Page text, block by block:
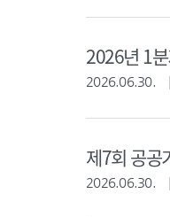
2026년 1
2026.06.30.
제7회 공공
2026.06.30.